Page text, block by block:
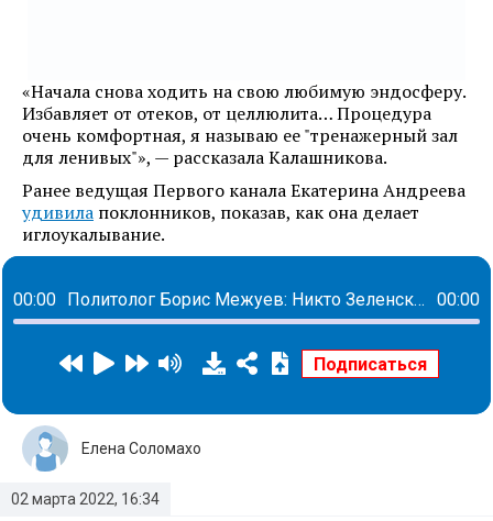
«Начала снова ходить на свою любимую эндосферу.
Избавляет от отеков, от целлюлита… Процедура
очень комфортная, я называю ее "тренажерный зал
для ленивых"», — рассказала Калашникова.
Ранее ведущая Первого канала Екатерина Андреева
удивила поклонников, показав, как она делает
иглоукалывание.
00:00 Политолог Борис Межуев: Никто Зеленского не примет в Евросоюз. Все понимают, что судьба Украины уже решена 00:00
02 марта 2022, 16:34
Елена Соломахо